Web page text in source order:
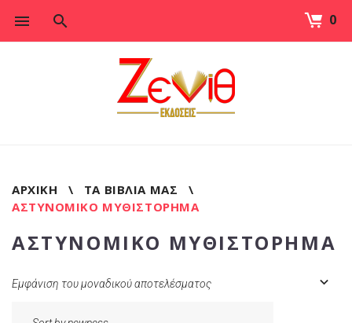
0
ΑΡΧΙΚΉ \ ΤΑ ΒΙΒΛΊΑ ΜΑΣ
\
ΑΣΤΥΝΟΜΙΚΟ ΜΥΘΙΣΤΟΡΗΜΑ
ΑΣΤΥΝΟΜΙΚΟ ΜΥΘΙΣΤΟΡΗΜΑ
Εμφάνιση του μοναδικού αποτελέσματος